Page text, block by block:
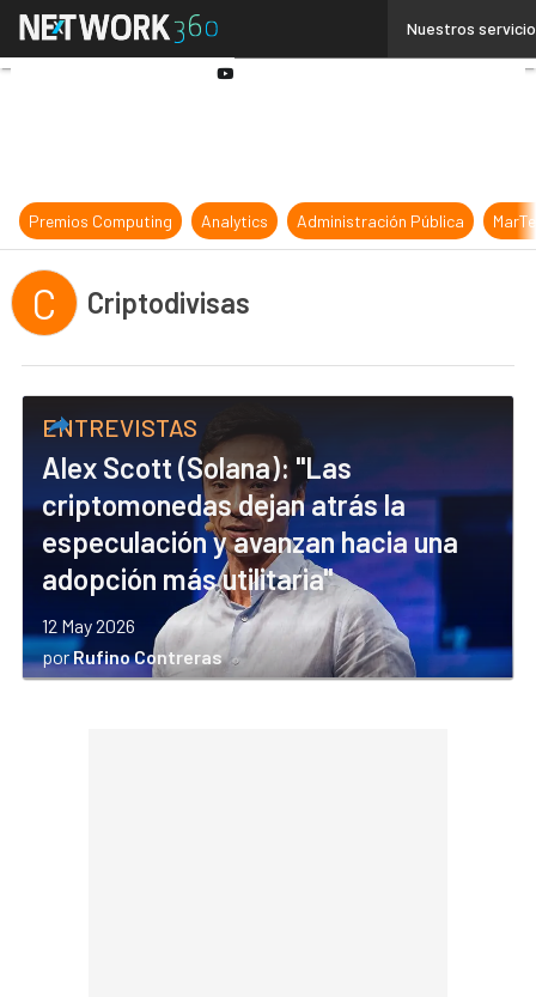
Nuestros
Premios Computing Analytics Administración Pública
C Criptodivisas
ENTREVISTAS
Alex Scott (Solana): "Las
criptomonedas dejan atrás la
especulación y avanzan hacia una
adopción más utilitaria"
12 May 2026
porRufino Contreras